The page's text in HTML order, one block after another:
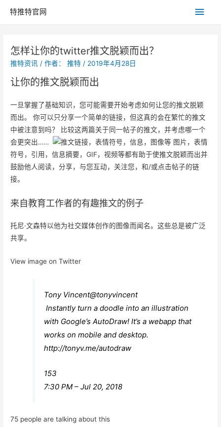
特推特官网
主
怎样让你的twitter推文脱颖而出？
推特资讯 / 作者：推特 / 2019年4月28日
让你的推文脱颖而出
一旦掌握了基础知识，您可能需要开始考虑如何让您的推文脱颖
而出。 你可以只分享一个简单的链接，但这真的会在繁忙的推文
中被注意到吗？ 比较这两篇关于同一帖子的推文，并考虑哪一个
会更突出……
图片，表情
符号，引用，信息摘要，GIF，视频等都有助于使推文脱颖而出并
鼓励他人阅读，分享，与您互动，关注您，和/或点击帖子的链
接。
来自教育工作者的有趣推文的例子
托尼·文森特以他为社交媒体创作的图像而闻名。这些总是被广泛
共享。
View image on Twitter
Tony Vincent@tonyvincent
Instantly turn a doodle into an illustration
with Google’s AutoDraw! It’s a webapp that
works on mobile and desktop.
http://tonyv.me/autodraw
153
7:30 PM – Jul 20, 2018
75 people are talking about this